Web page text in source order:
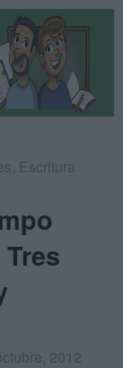
, Escritura
2012